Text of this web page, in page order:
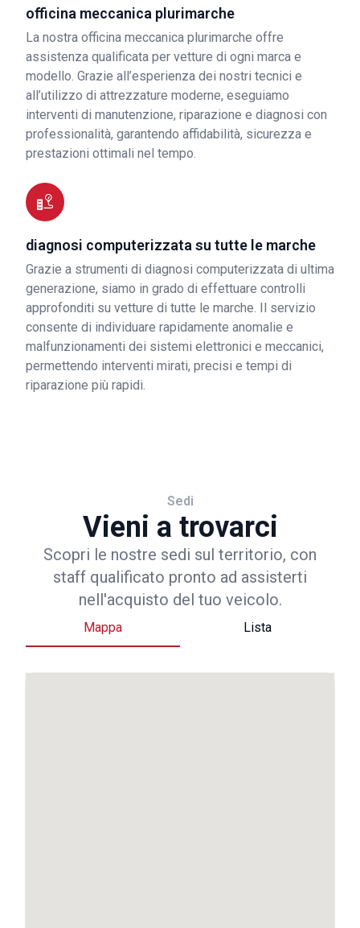
officina meccanica plurimarche
La nostra officina meccanica plurimarche offre
assistenza qualificata per vetture di ogni marca e
modello. Grazie all’esperienza dei nostri tecnici e
all’utilizzo di attrezzature moderne, eseguiamo
interventi di manutenzione, riparazione e diagnosi con
professionalità, garantendo affidabilità, sicurezza e
prestazioni ottimali nel tempo.
diagnosi computerizzata su tutte le marche
Grazie a strumenti di diagnosi computerizzata di ultima
generazione, siamo in grado di effettuare controlli
approfonditi su vetture di tutte le marche. Il servizio
consente di individuare rapidamente anomalie e
malfunzionamenti dei sistemi elettronici e meccanici,
permettendo interventi mirati, precisi e tempi di
riparazione più rapidi.
Sedi
Vieni a trovarci
Scopri le nostre sedi sul territorio, con
staff qualificato pronto ad assisterti
nell'acquisto del tuo veicolo.
Mappa Lista